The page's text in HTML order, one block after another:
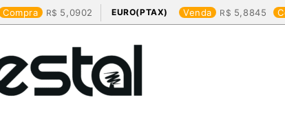
Compra 5,0902 EURO(PTAX) Venda 5,8845